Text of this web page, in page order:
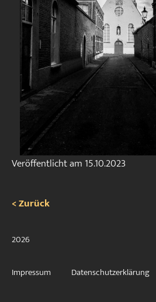
Veröffentlicht am 15.10.2023
< Zurück
2026
Impressum Datenschutzerklärung